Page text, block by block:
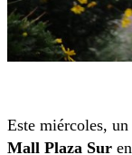
Este miércoles, un
Mall Plaza Sur en